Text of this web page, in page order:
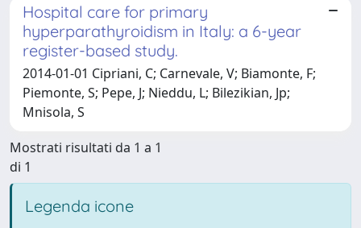
Hospital care for primary
hyperparathyroidism in Italy: a 6-year
register-based study.
2014-01-01 Cipriani, C; Carnevale, V; Biamonte, F;
Piemonte, S; Pepe, J; Nieddu, L; Bilezikian, Jp;
Mnisola, S
Mostrati risultati da 1 a 1
di 1
Legenda icone